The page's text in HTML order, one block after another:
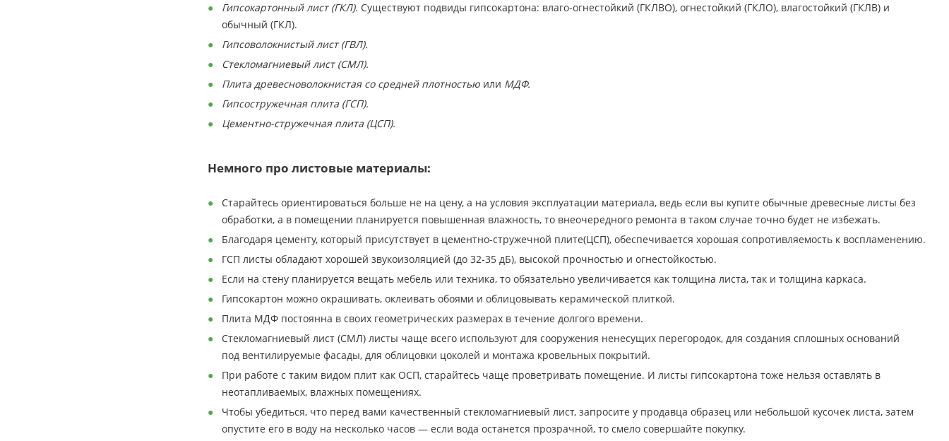
Гипсокартонный лист (ГКЛ). Существуют подвиды гипсокартона: влаго-огнестойкий (ГКЛВО), огнестойкий (ГКЛО), влагостойкий (ГКЛВ) и
обычный (ГКЛ).
Гипсоволокнистый лист (ГВЛ).
Стекломагниевый лист (СМЛ).
Плита древесноволокнистая со средней плотностью или МДФ.
Гипсостружечная плита (ГСП).
Цементно-стружечная плита (ЦСП).
Немного про листовые материалы:
Старайтесь ориентироваться больше не на цену, а на условия эксплуатации материала, ведь если вы купите обычные древесные листы без
обработки, а в помещении планируется повышенная влажность, то внеочередного ремонта в таком случае точно будет не избежать.
Благодаря цементу, который присутствует в цементно-стружечной плите(ЦСП), обеспечивается хорошая сопротивляемость к воспламенению.
ГСП листы обладают хорошей звукоизоляцией (до 32-35 дБ), высокой прочностью и огнестойкостью.
Если на стену планируется вещать мебель или техника, то обязательно увеличивается как толщина листа, так и толщина каркаса.
Гипсокартон можно окрашивать, оклеивать обоями и облицовывать керамической плиткой.
Плита МДФ постоянна в своих геометрических размерах в течение долгого времени.
Стекломагниевый лист (СМЛ) листы чаще всего используют для сооружения ненесущих перегородок, для создания сплошных оснований
под вентилируемые фасады, для облицовки цоколей и монтажа кровельных покрытий.
При работе с таким видом плит как ОСП, старайтесь чаще проветривать помещение. И листы гипсокартона тоже нельзя оставлять в
неотапливаемых, влажных помещениях.
Чтобы убедиться, что перед вами качественный стекломагниевый лист, запросите у продавца образец или небольшой кусочек листа, затем
опустите его в воду на несколько часов — если вода останется прозрачной, то смело совершайте покупку.